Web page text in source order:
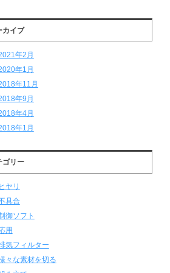
カイブ
年2月
年1月
年11月
年9月
年4月
年1月
ゴリー
ヤリ
具合
御ソフト
用
気フィルター
々な素材を切る